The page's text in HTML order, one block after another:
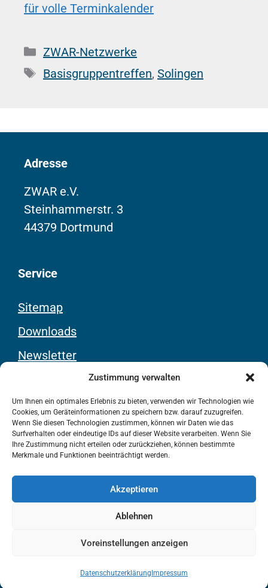
Zustimmung verwalten
Um Ihnen ein optimales Erlebnis zu bieten, verwenden wir Technologien wie
Cookies, um Geräteinformationen zu speichern bzw. darauf zuzugreifen.
Wenn Sie diesen Technologien zustimmen, können wir Daten wie das
Surfverhalten oder eindeutige IDs auf dieser Website verarbeiten. Wenn Sie
Ihre Zustimmung nicht erteilen oder zurückziehen, können bestimmte
Merkmale und Funktionen beeinträchtigt werden.
Akzeptieren
Ablehnen
Voreinstellungen anzeigen
Datenschutzerklärung Impressum
für volle Terminkalender
Kategorien
ZWAR-Netzwerke
Schlagwörter
Basisgruppentreffen, Solingen
Adresse
ZWAR e.V.
Steinhammerstr. 3
44379 Dortmund
Service
Sitemap
Downloads
Newsletter
Youtube-Kanal
Rechtliches
Kontakt
Impressum
Datenschutz
© 2025ZWAR e.V.